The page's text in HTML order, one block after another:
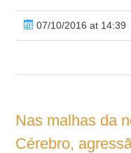
07/10/2016 at 14:39
Nas malhas da
Cérebro,